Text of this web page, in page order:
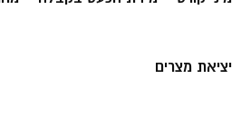
יציאת מצרים